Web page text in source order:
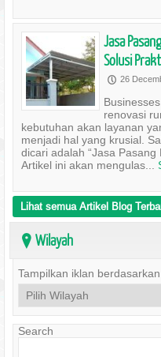
Jasa
Solusi
P 26
renovasi
kebutuhan akan layanan
menjadi hal yang krusial.
dicari adalah “Jasa Pasang
Artikel ini akan mengulas...
Lihat semua Artikel Blog
? Wilayah
Tampilkan iklan
Search